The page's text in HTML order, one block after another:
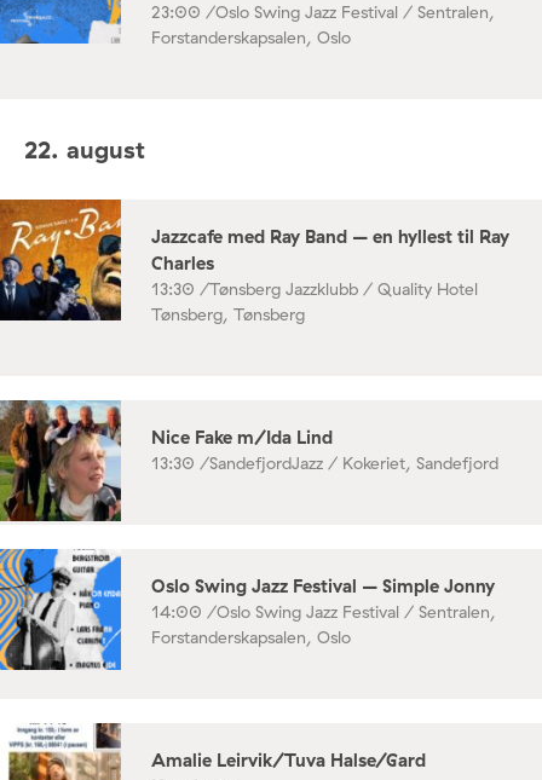
23:00 /Oslo Swing Jazz Festival / Sentralen,
Forstanderskapsalen, Oslo
22. august
Jazzcafe med Ray Band – en hyllest til Ray
Charles
13:30 /Tønsberg Jazzklubb / Quality Hotel
Tønsberg, Tønsberg
Nice Fake m/Ida Lind
13:30 /SandefjordJazz / Kokeriet, Sandefjord
Oslo Swing Jazz Festival – Simple Jonny
14:00 /Oslo Swing Jazz Festival / Sentralen,
Forstanderskapsalen, Oslo
Amalie Leirvik/Tuva Halse/Gard